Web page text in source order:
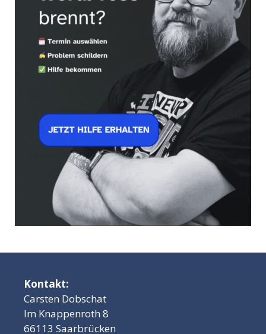
Kontakt:
Carsten Dobschat
Im Knappenroth 8
66113 Saarbrücken